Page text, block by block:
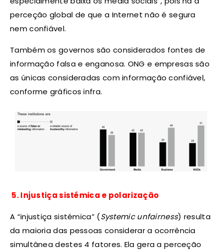
perceção global de que a Internet não é segura
nem confiável.
Também os governos são considerados fontes de
informação falsa e enganosa. ONG e empresas são
as únicas consideradas com informação confiável,
conforme gráficos infra.
5.Injustiça sistémica e polarização
A “injustiça sistémica” (Systemic unfairness) resulta
da maioria das pessoas considerar a ocorrência
simultânea destes 4 fatores. Ela gera a perceção